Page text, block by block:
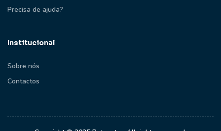
Precisa de ajuda?
Institucional
Sobre nós
Contactos